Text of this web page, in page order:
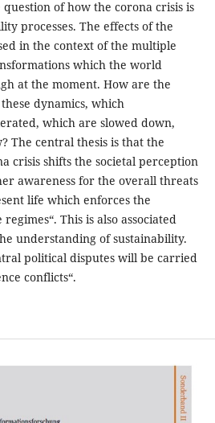
of how the corona crisis is
processes. The effects of the
in the context of the multiple
which the world
at the moment. How are the
dynamics, which
which are slowed down,
The central thesis is that the
crisis shifts the societal perception
awareness for the overall threats
life which enforces the
This is also associated
understanding of sustainability.
political disputes will be carried
conflicts“.